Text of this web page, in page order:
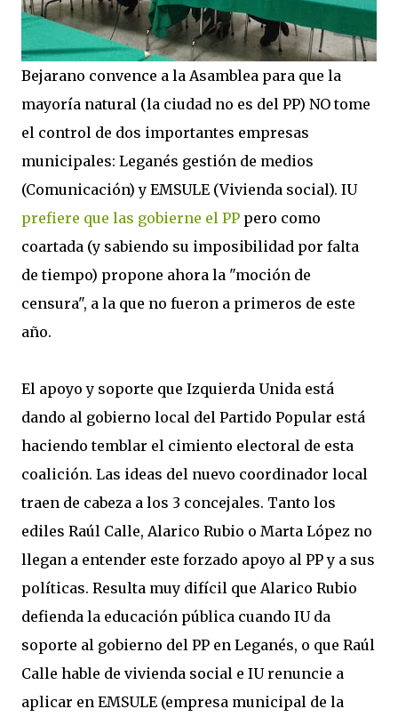
Bejarano convence a la Asamblea para que la
mayoría natural (la ciudad no es del PP) NO tome
el control de dos importantes empresas
municipales: Leganés gestión de medios
(Comunicación) y EMSULE (Vivienda social). IU
prefiere que las gobierne el PP pero como
coartada (y sabiendo su imposibilidad por falta
de tiempo) propone ahora la "moción de
censura", a la que no fueron a primeros de este
año.
El apoyo y soporte que Izquierda Unida está
dando al gobierno local del Partido Popular está
haciendo temblar el cimiento electoral de esta
coalición. Las ideas del nuevo coordinador local
traen de cabeza a los 3 concejales. Tanto los
ediles Raúl Calle, Alarico Rubio o Marta López no
llegan a entender este forzado apoyo al PP y a sus
políticas. Resulta muy difícil que Alarico Rubio
defienda la educación pública cuando IU da
soporte al gobierno del PP en Leganés, o que Raúl
Calle hable de vivienda social e IU renuncie a
aplicar en EMSULE (empresa municipal de la